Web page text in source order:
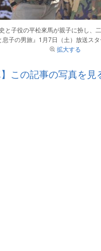
と子役の平松來馬が親子に扮し、
息子の男旅』1月7日（土）放送ス
拡大する
】この記事の写真を見